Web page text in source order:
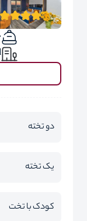
دو تخته
یک تخته
کودک با تخت